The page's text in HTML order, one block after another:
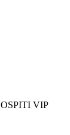
OSPITI VIP